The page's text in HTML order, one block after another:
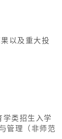
以及重大投
类招生入学
管理（非师范